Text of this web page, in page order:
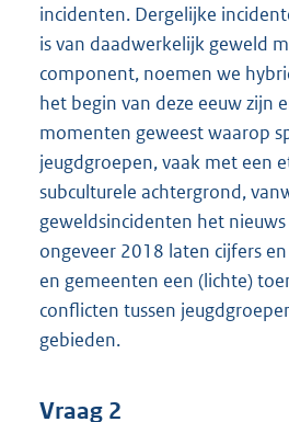
incidenten. Dergelijke
is van daadwerkelijk geweld
component, noemen we
het begin van deze eeuw zijn
momenten geweest waarop
jeugdgroepen, vaak met een
subculturele achtergrond,
geweldsincidenten het
ongeveer 2018 laten cijfers
en gemeenten een (lichte)
conflicten tussen
gebieden.
Vraag 2